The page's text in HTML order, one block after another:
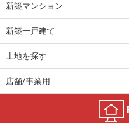
新築マンション
新築一戸建て
土地を探す
店舗/事業用